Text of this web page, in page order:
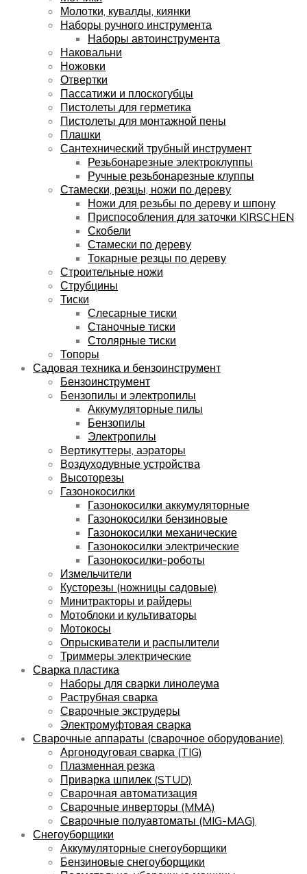
Молотки, кувалды, киянки
Наборы ручного инструмента
Наборы автоинструмента
Наковальни
Ножовки
Отвертки
Пассатижи и плоскогубцы
Пистолеты для герметика
Пистолеты для монтажной пены
Плашки
Сантехнический трубный инструмент
Резьбонарезные электроклуппы
Ручные резьбонарезные клуппы
Стамески, резцы, ножи по дереву
Ножи для резьбы по дереву и шпону
Приспособления для заточки KIRSCHEN
Скобели
Стамески по дереву
Токарные резцы по дереву
Строительные ножи
Струбцины
Тиски
Слесарные тиски
Станочные тиски
Столярные тиски
Топоры
Садовая техника и бензоинструмент
Бензоинструмент
Бензопилы и электропилы
Аккумуляторные пилы
Бензопилы
Электропилы
Вертикуттеры, аэраторы
Воздуходувные устройства
Высоторезы
Газонокосилки
Газонокосилки аккумуляторные
Газонокосилки бензиновые
Газонокосилки механические
Газонокосилки электрические
Газонокосилки-роботы
Измельчители
Кусторезы (ножницы садовые)
Минитракторы и райдеры
Мотоблоки и культиваторы
Мотокосы
Опрыскиватели и распылители
Триммеры электрические
Сварка пластика
Наборы для сварки линолеума
Раструбная сварка
Сварочные экструдеры
Электромуфтовая сварка
Сварочные аппараты (сварочное оборудование)
Аргонодуговая сварка (TIG)
Плазменная резка
Приварка шпилек (STUD)
Сварочная автоматизация
Сварочные инверторы (MMA)
Сварочные полуавтоматы (MIG-MAG)
Снегоуборщики
Аккумуляторные снегоуборщики
Бензиновые снегоуборщики